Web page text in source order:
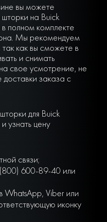
вы можете
на Buick
полном комплекте
Мы рекомендуем
как вы сможете в
и снимать
свое усмотрение, не
заказа с
для Buick
узнать цену
связи;
600-89-40 или
WhatsApp, Viber или
иконку